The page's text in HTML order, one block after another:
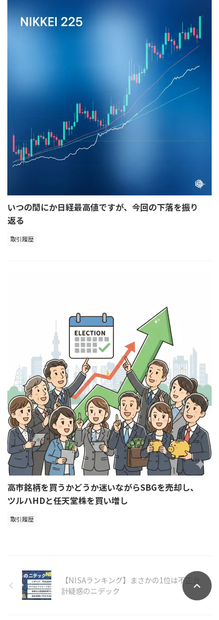
いつの間にか日経最高値ですが、今回の下落を振り
返る
取引履歴
高市銘柄を買うかどうか迷いながらSBGを売却し、
ツルハHDと任天堂株を買い増し
取引履歴
【NISAランキング】まさかの1位は不正会
計疑惑のニデック